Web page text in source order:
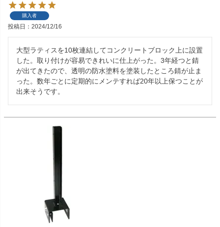
購入者
投稿日 2024/12/16
大型ラティスを10枚連結してコンクリートブロック上に設置
した。取り付けが容易できれいに仕上がった。3年経つと錆
が出てきたので、透明の防水塗料を塗装したところ錆が止ま
った。数年ごとに定期的にメンテすれば20年以上保つことが
出来そうです。